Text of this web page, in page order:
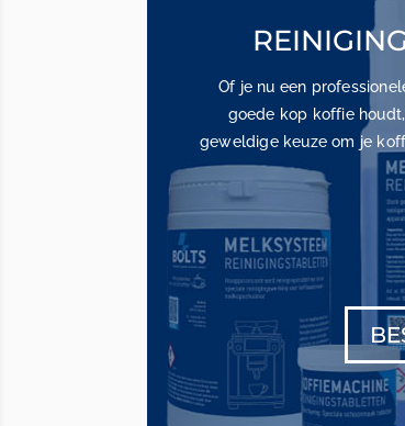
Of je nu een
goede kop koffie
geweldige keuze om je